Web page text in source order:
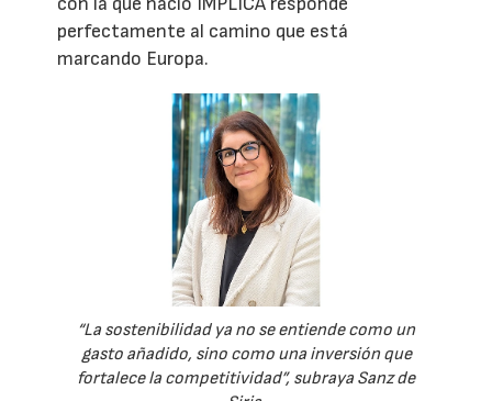
perfectamente al camino que está
marcando Europa.
“La sostenibilidad ya no se entiende como un
gasto añadido, sino como una inversión que
fortalece la competitividad”, subraya Sanz de